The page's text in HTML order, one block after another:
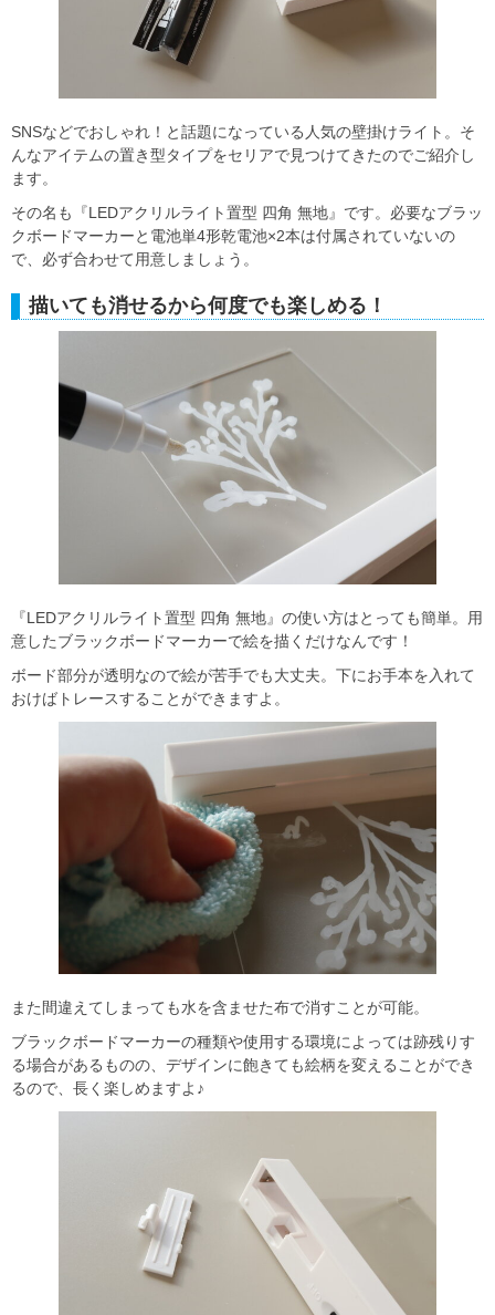
SNSなどでおしゃれ！と話題になっている人気の壁掛けライト。そ
んなアイテムの置き型タイプをセリアで見つけてきたのでご紹介し
ます。
その名も『LEDアクリルライト置型 四角 無地』です。必要なブラッ
クボードマーカーと電池単4形乾電池×2本は付属されていないの
で、必ず合わせて用意しましょう。
描いても消せるから何度でも楽しめる！
『LEDアクリルライト置型 四角 無地』の使い方はとっても簡単。用
意したブラックボードマーカーで絵を描くだけなんです！
ボード部分が透明なので絵が苦手でも大丈夫。下にお手本を入れて
おけばトレースすることができますよ。
また間違えてしまっても水を含ませた布で消すことが可能。
ブラックボードマーカーの種類や使用する環境によっては跡残りす
る場合があるものの、デザインに飽きても絵柄を変えることができ
るので、長く楽しめますよ♪